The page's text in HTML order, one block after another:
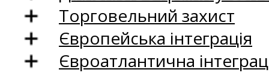
Торговельний захист
Європейська інтеграція
Євроатлантична